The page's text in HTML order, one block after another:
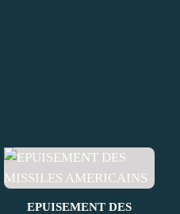
EPUISEMENT DES